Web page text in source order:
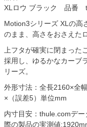
XLロウ ブラック 品番
Motion3シリーズ XLの高
のまま、高さをおさえた
上フタが確実に閉まった
採用し、ゆるかなカーブ
リーズ。
外形寸法：全長2160×全
×（誤差5）単位mm
内寸目安：
際の製品の実測値